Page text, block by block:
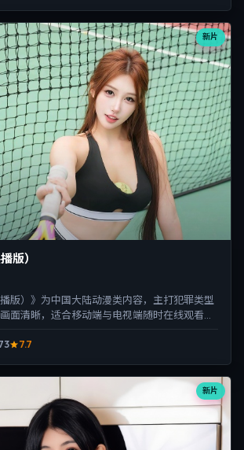
新片
版）
版）》为中国大陆动漫类内容，主打犯罪类型
面清晰，适合移动端与电视端随时在线观看，
7.7
新片